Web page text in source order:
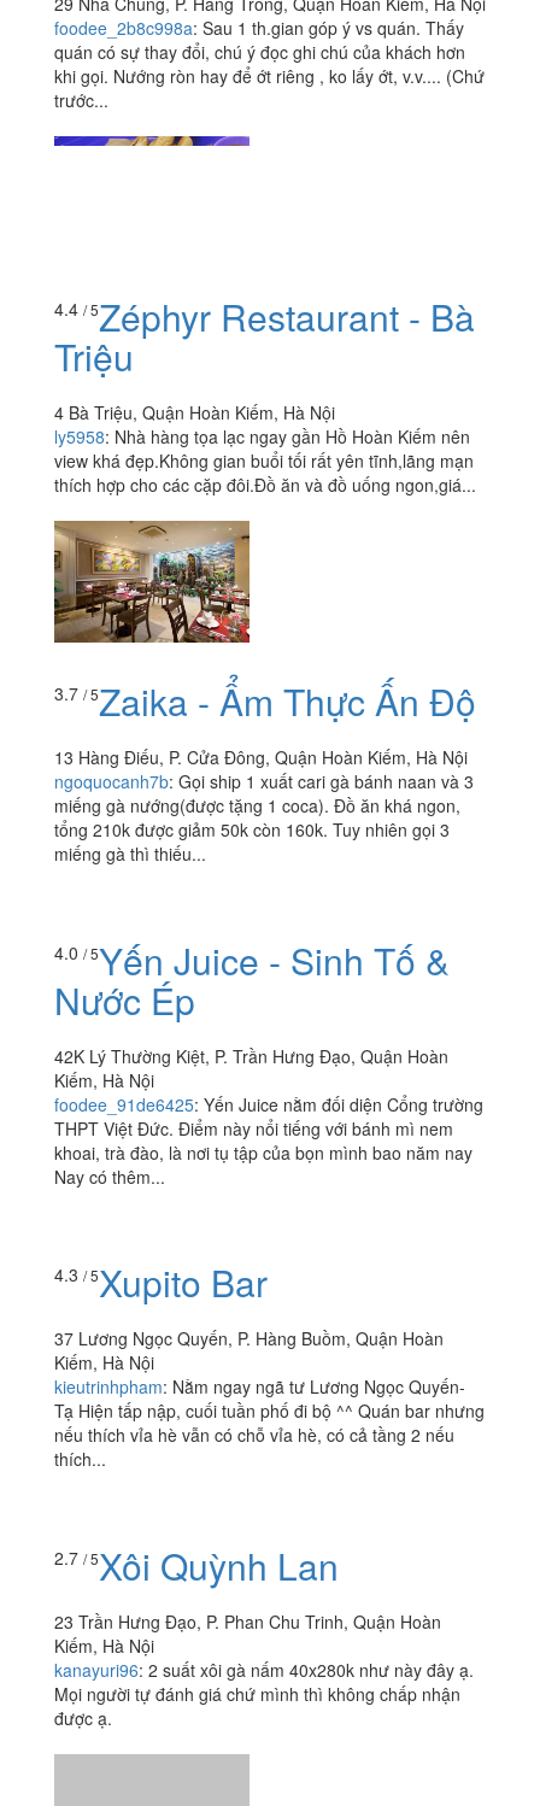
foodee_2b8c998a: Sau 1 th.gian góp ý vs quán. Thấy
quán có sự thay đổi, chú ý đọc ghi chú của khách hơn
khi gọi. Nướng ròn hay để ớt riêng , ko lấy ớt, v.v.... (Chứ
trước...
4.4 / 5Zéphyr Restaurant - Bà
Triệu
4 Bà Triệu, Quận Hoàn Kiếm, Hà Nội
ly5958: Nhà hàng tọa lạc ngay gần Hồ Hoàn Kiếm nên
view khá đẹp.Không gian buổi tối rất yên tĩnh,lãng mạn
thích hợp cho các cặp đôi.Đồ ăn và đồ uống ngon,giá...
3.7 / 5Zaika - Ẩm Thực Ấn Độ
13 Hàng Điếu, P. Cửa Đông, Quận Hoàn Kiếm, Hà Nội
ngoquocanh7b: Gọi ship 1 xuất cari gà bánh naan và 3
miếng gà nướng(được tặng 1 coca). Đồ ăn khá ngon,
tổng 210k được giảm 50k còn 160k. Tuy nhiên gọi 3
miếng gà thì thiếu...
4.0 / 5Yến Juice - Sinh Tố &
Nước Ép
42K Lý Thường Kiệt, P. Trần Hưng Đạo, Quận Hoàn
Kiếm, Hà Nội
foodee_91de6425: Yến Juice nằm đối diện Cổng trường
THPT Việt Đức. Điểm này nổi tiếng với bánh mì nem
khoai, trà đào, là nơi tụ tập của bọn mình bao năm nay
Nay có thêm...
4.3 / 5Xupito Bar
37 Lương Ngọc Quyến, P. Hàng Buồm, Quận Hoàn
Kiếm, Hà Nội
kieutrinhpham: Nằm ngay ngã tư Lương Ngọc Quyến-
Tạ Hiện tấp nập, cuối tuần phố đi bộ ^^ Quán bar nhưng
nếu thích vỉa hè vẫn có chỗ vỉa hè, có cả tầng 2 nếu
thích...
2.7 / 5Xôi Quỳnh Lan
23 Trần Hưng Đạo, P. Phan Chu Trinh, Quận Hoàn
Kiếm, Hà Nội
kanayuri96: 2 suất xôi gà nấm 40x280k như này đây ạ.
Mọi người tự đánh giá chứ mình thì không chấp nhận
được ạ.